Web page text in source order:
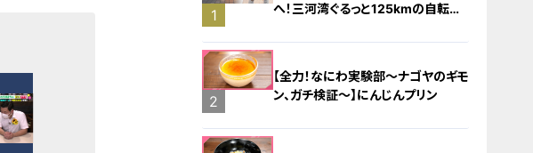
1
へ！三河湾ぐるっと125kmの自転車
2
【全力！なにわ実験部～ナゴヤのギモ
ン、ガチ検証～】にんじんプリン